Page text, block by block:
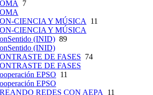
7
CIENCIA Y MÚSICA
11
CIENCIA Y MÚSICA
(INID) 89
(INID)
DE FASES 74
DE FASES
EPSO 11
EPSO
REDES CON AEPA
11